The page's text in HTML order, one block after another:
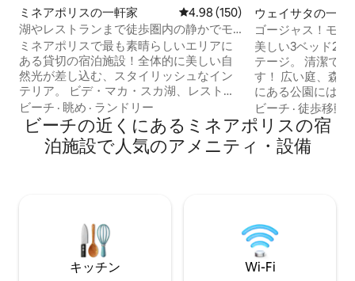
ミネアポリスの一軒家 レビュー150件、5つ星中4.98つ
4.98 (150)
湖やレストランまで徒歩圏内の静かでモ
ダンな家
ミネアポリスで最も素晴らしいエリアに
ある貸切の宿泊施設！全体的に美しい自
然光が差し込む、スタイリッシュなイン
テリア。 ビデ・マカ・スカ湖、レストラ
ン、バー、映画館、ショッピングスポッ
トまで徒歩で行けます。あるいは、家で
暖炉の前で映画を見ながら静かな夜を過
ごすこともできます。 料理がお好きな場
す。 Walkscore.comによる立地の評価：
90「ウォーカーズ・パラダイス」および
「サイクリストの楽園」で95点 ダウンタ
ウンでのショーや試合会場までUberで10
ビーチ · 眺め · ランドリー
ウェイサタの一軒
ゴージャス！モダ
家、Mtka &
美しい3ベッド2
テージ。 清潔で明るく、居心地が良いで
す！ 広い庭、森、プライバシー。 家の隣
にある公園には、
ススケート、テ
ボール、遊び場がありま
ームには65イン
井ファン、すべ
ズベイ、リップス
トレイルまで歩いて行
州のお気に入りの
ビーチ ·徒歩移動
ビーチの近くにあるミネアポリスの宿
泊施設で人気のアメニティ・設備
キッチン Wi-Fi